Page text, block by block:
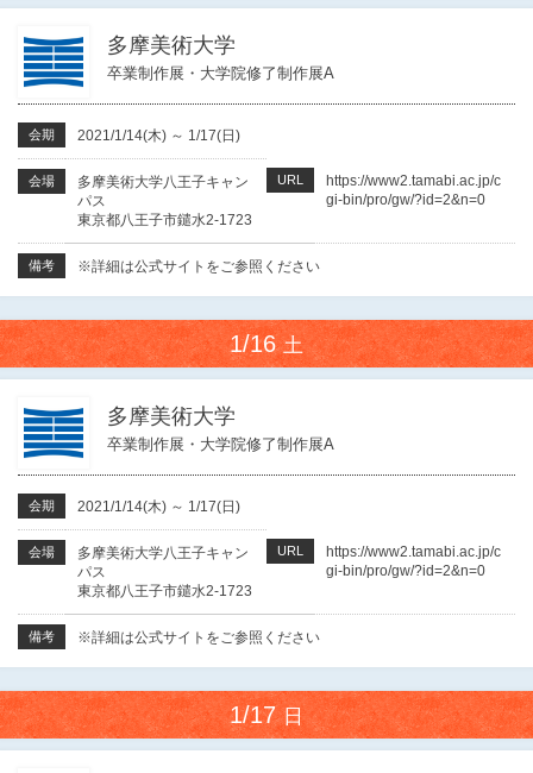
多摩美術大学
卒業制作展・大学院修了制作展A
会期 2021/1/14(木) ～ 1/17(日)
会場
多摩美術大学八王子キャン
パス
東京都八王子市鑓水2-1723
URL
https://www2.tamabi.ac.jp/c
gi-bin/pro/gw/?id=2&n=0
備考 ※詳細は公式サイトをご参照ください
1/16土
多摩美術大学
卒業制作展・大学院修了制作展A
会期 2021/1/14(木) ～ 1/17(日)
会場
多摩美術大学八王子キャン
パス
東京都八王子市鑓水2-1723
URL
https://www2.tamabi.ac.jp/c
gi-bin/pro/gw/?id=2&n=0
備考 ※詳細は公式サイトをご参照ください
1/17日